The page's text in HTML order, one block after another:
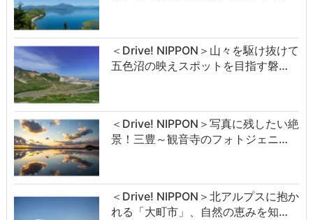
＜Drive! NIPPON＞山々を駆け抜けて
五色沼の映えスポットを目指す磐…
＜Drive! NIPPON＞写真に残したい絶
景！三豊～観音寺のフォトジェニ…
＜Drive! NIPPON＞北アルプスに抱か
れる「大町市」、自然の恵みを知…